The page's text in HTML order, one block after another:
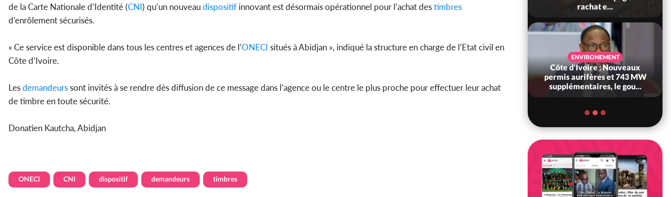
de la Carte Nationale d’Identité (CNI) qu’un nouveaudispositif innovant est désormais opérationnel pour l’achat destimbres
d’enrôlement sécurisés.
« Ce service est disponible dans tous les centres et agences de l’ONECI situés à Abidjan », indiqué la structure en charge de l’Etat civil en
Côte d’Ivoire.
Lesdemandeurssont invités à se rendre dès diffusion de ce message dans l’agence ou le centre le plus proche pour effectuer leur achat
de timbre en toute sécurité.
Donatien Kautcha, Abidjan
ONECI CNI dispositif demandeurs timbres
gouvernement valide six dé...
modernise ses structures...
rachat e...
ENVIRONEMENT
Côte d'Ivoire : Nouveaux
permis aurifères et 743 MW
supplémentaires, le gou...